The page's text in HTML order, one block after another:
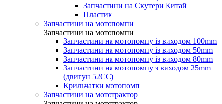
Запчастини на Скутери Китай
Пластик
Запчастини на мотопомпи
Запчастини на мотопомпи
Запчастини на мотопомпу із виходом 100mm
Запчастини на мотопомпу із виходом 50mm
Запчастини на мотопомпу із виходом 80mm
Запчастини на мотопомпу з виходом 25mm
(двигун 52CC)
Крильчатки мотопомп
Запчастини на мототрактор